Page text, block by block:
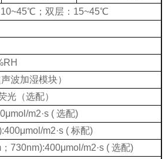
；双层：15~45℃
波加湿模块）
光（选配）
m2·s ( 选配)
m2·s ( 标配)
730nm):400μmol/m2·s ( 选配)